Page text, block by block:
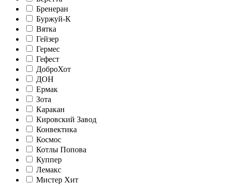
Бренеран
Буржуй-К
Вятка
Гейзер
Гермес
Гефест
ДоброХот
ДОН
Ермак
Зота
Каракан
Кировский Завод
Конвектика
Космос
Котлы Попова
Куппер
Лемакс
Мистер Хит